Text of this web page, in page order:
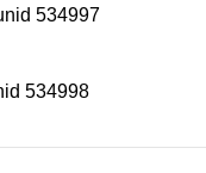
534997
534998